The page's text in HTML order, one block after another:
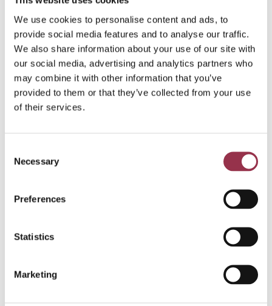
We use cookies to personalise content and ads, to
provide social media features and to analyse our traffic.
We also share information about your use of our site with
our social media, advertising and analytics partners who
may combine it with other information that you’ve
provided to them or that they’ve collected from your use
of their services.
Selection
Necessary
Preferences
Statistics
Marketing
GGZ (FWG 75, afhankelijk van jouw ervaring
tussen de 7.002 eu en 9.725 eu);
Wij investeren graag in je, en bieden verschillende
mogelijkheden voor scholing en persoonlijke
ontwikkeling;
Goede secundaire arbeidsvoorwaarden.
Collectiviteitskorting bij je ziektekostenverzekering,
dienstverband, 35 uur aan levensfasebudget (LFB)
fulltime dienstverband, een jaarlijkse 8%
De locatie in Sliedrecht is gespecialiseerd in de